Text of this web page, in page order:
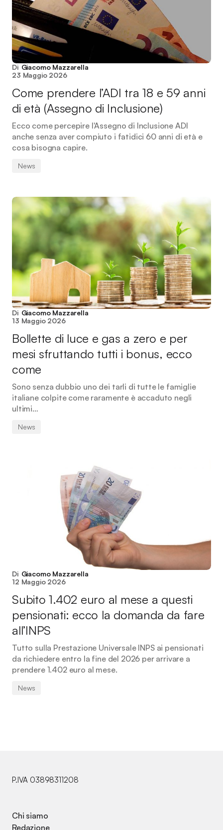
Di Giacomo Mazzarella
23 Maggio 2026
Come prendere l’ADI tra 18 e 59 anni
di età (Assegno di Inclusione)
Ecco come percepire l'Assegno di Inclusione ADI
anche senza aver compiuto i fatidici 60 anni di età e
cosa bisogna capire.
News
Di Giacomo Mazzarella
13 Maggio 2026
Bollette di luce e gas a zero e per
mesi sfruttando tutti i bonus, ecco
come
Sono senza dubbio uno dei tarli di tutte le famiglie
italiane colpite come raramente è accaduto negli
ultimi…
News
Di Giacomo Mazzarella
12 Maggio 2026
Subito 1.402 euro al mese a questi
pensionati: ecco la domanda da fare
all’INPS
Tutto sulla Prestazione Universale INPS ai pensionati
da richiedere entro la fine del 2026 per arrivare a
prendere 1.402 euro al mese.
News
P.IVA 03898311208
Chi siamo
Redazione